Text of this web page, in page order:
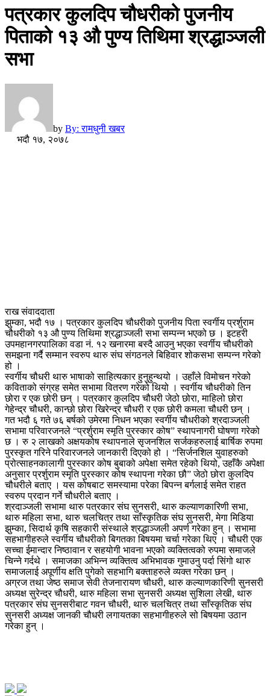
पत्रकार कुलदिप चौधरीको पुजनीय
पिताको १३ औ पुण्य तिथिमा श्रद्धाञ्जली
सभा
by By: रामधुनी खबर
भदौ १७, २०७८
राख संवाददाता
झुम्का, भदौ १७ । पत्रकार कुलदिप चौधरीको पुजनीय पिता स्वर्गीय प्रर्शुराम
चौधरीको १३ औ पुण्य तिथिमा श्रद्धाञ्जली सभा सम्पन्न भएको छ । इटहरी
उपमहानगरपालिका वडा नं. १२ खनारमा बस्दै आउनु भएका स्वर्गीय चौधरीको
समझना गर्दै सम्मान स्वरुप थारु संघ संगठनले बिहिवार शोकसभा सम्पन्न गरेको
हो ।
स्वर्गीय चौधरी थारु भाषाको साहित्यकार हुनुहुन्थयो । उहाँले विमोचन गरेको
कविताको संग्रह समेत सभामा वितरण गरेको थियो । स्वर्गीय चौधरीको तिन
छोरा र एक छोरी छन् । पत्रकार कुलदिप चौधरी जेठो छोरा, माहिलो छोरा
गेहेन्द्र चौधरी, कान्छो छोरा खिरेन्द्र चौधरी र एक छोरी कमला चौधरी छन् ।
गत भदौ ६ गते ७६ बर्षको उमेरमा निधन भएका स्वर्गीय चौधरीको श्रदाञ्जली
सभामा परिवारजनले “प्रर्शुराम स्मृति पुरस्कार कोष” स्थापनागरी घोषणा गरेको
छ । रु २ लाखको अक्षयकोष स्थापनाले सृजनशिल सर्जकहरुलाई बार्षिक रुपमा
पुरस्कृत गरिने परिवारजनले जानकारी दिएको हो । “सिर्जनशिल युवाहरुको
प्रोत्साहनकालागी पुरस्कार कोष बुबाको अपेक्षा समेत रहेको थियो, उहाँकै अपेक्षा
अनुसार प्रर्शुराम स्मृति पुरस्कार कोष स्थापना गरेका छौ” जेठो छोरा कुलदिप
चौधरीले बताए । यस कोषबाट समस्यामा परेका बिपन्न बर्गलाई समेत राहत
स्वरुप प्रदान गर्ने चौधरीले बताए ।
श्रदाञ्जली सभामा थारु पत्रकार संघ सुनसरी, थारु कल्याणकारिणी सभा,
थारु महिला सभा, थारु चलचित्र तथा साँस्कृतिक संघ सुनसरी, मेगा मिडिया
झुम्का, सिदार्थ कृषि सहकारी संस्थाले श्रद्धाञ्जली अपर्ण गरेका हुन् । सभामा
सहभागीहरुले स्वर्गीय चौधरीको बिगतका बिषयमा चर्चा गरेका थिए । चौधरी एक
सच्चा ईमान्दार निष्ठावान र सहयोगी भावना भएको व्यक्तित्वको रुपमा समाजले
चिन्ने गर्दथे । समाजका अभिन्न व्यक्तित्व अभिभावक गुमाउनु पर्दा सिंगो थारु
समाजलाई अपूर्णीय क्षति पुगेको सहभागि बक्ताहरुले व्यक्त गरेका छन् ।
अग्रज तथा जेष्ठ समाज सेवी तेजनारायण चौधरी, थारु कल्याणकारिणी सुनसरी
अध्यक्ष सुरेन्द्र चौधरी, थारु महिला सभा सुनसरी अध्यक्ष सुशिला लेखी, थारु
पत्रकार संघ सुनसरीबाट गवन चौधरी, थारु चलचित्र तथा साँस्कृतिक संघ
सुनसरी अध्यक्ष जानकी चौधरी लगायतका सहभागीहरुले सो बिषयमा उठान
गरेका हुन् ।